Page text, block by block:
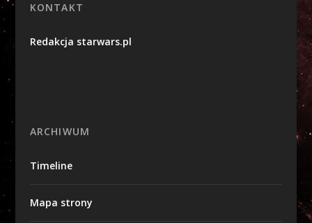
KONTAKT
Redakcja starwars.pl
ARCHIWUM
Timeline
Mapa strony